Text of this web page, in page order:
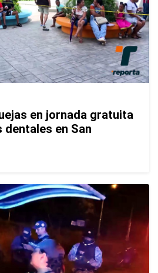
en jornada gratuita
en San